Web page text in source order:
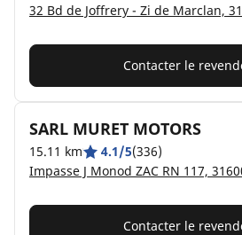
32 Bd de Joffrery - Zi de Marclan,
Contacter le
SARL MURET MOTORS
15.11 km 4.1/5(336)
Impasse J Monod ZAC RN 117,
Contacter le